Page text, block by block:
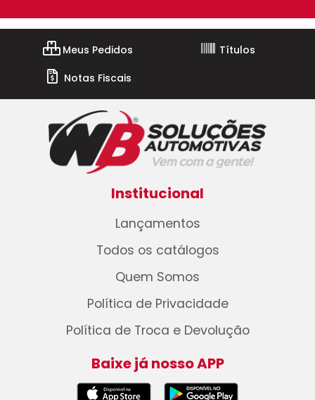
Meus Pedidos
Títulos
Notas Fiscais
Institucional
Lançamentos
Todos os catálogos
Quem Somos
Política de Privacidade
Política de Troca e Devolução
Baixe já nosso APP